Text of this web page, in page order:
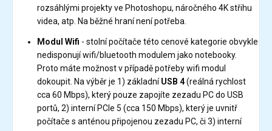
rozsáhlými projekty ve Photoshopu, náročného 4K střihu
videa, atp. Na běžné hraní není potřeba.
Modul Wifi - stolní počítače této cenové kategorie obvykle
nedisponují wifi/bluetooth modulem jako notebooky.
Proto máte možnost v případě potřeby wifi modul
dokoupit. Na výběr je 1) základníUSB 4(reálná rychlost
cca 60 Mbps), který pouze zapojíte zezadu PC do USB
portů, 2) interní PCIe 5 (cca 150 Mbps), který je uvnitř
počítače s anténou připojenou zezadu PC, či 3) interní